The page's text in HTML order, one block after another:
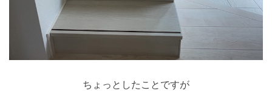
ちょっとしたことですが